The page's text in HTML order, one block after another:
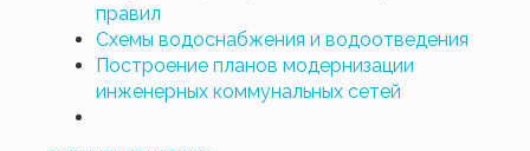
правил
Схемы водоснабжения и водоотведения
Построение планов модернизации
инженерных коммунальных сетей